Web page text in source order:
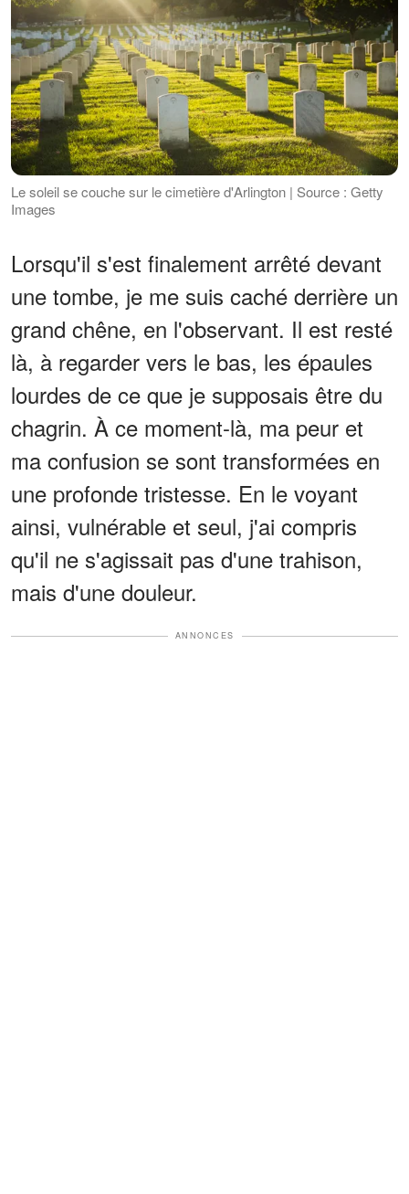
Le soleil se couche sur le cimetière d'Arlington | Source : Getty
Images
Lorsqu'il s'est finalement arrêté devant
une tombe, je me suis caché derrière un
grand chêne, en l'observant. Il est resté
là, à regarder vers le bas, les épaules
lourdes de ce que je supposais être du
chagrin. À ce moment-là, ma peur et
ma confusion se sont transformées en
une profonde tristesse. En le voyant
ainsi, vulnérable et seul, j'ai compris
qu'il ne s'agissait pas d'une trahison,
mais d'une douleur.
ANNONCES